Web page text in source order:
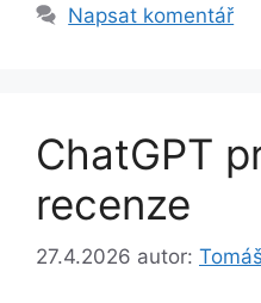
Napsat komentář
ChatGPT
recenze
27.4.2026 autor: Tomáš